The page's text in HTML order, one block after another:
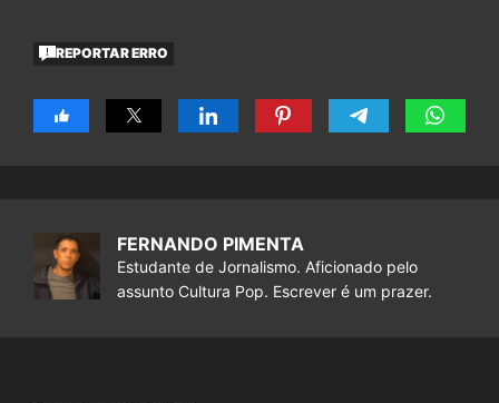
REPORTAR ERRO
FERNANDO PIMENTA
Estudante de Jornalismo. Aficionado pelo
assunto Cultura Pop. Escrever é um prazer.